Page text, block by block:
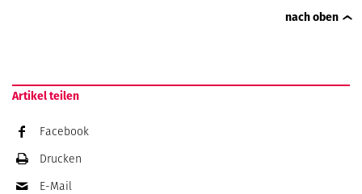
nach oben
Artikel teilen
Facebook
Drucken
E-Mail